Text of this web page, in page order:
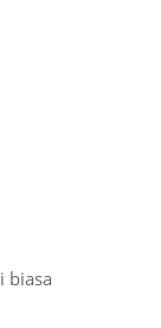
biasa